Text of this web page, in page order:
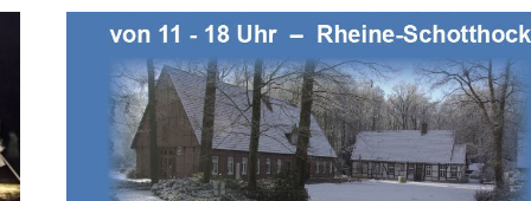
SIND
MITTLERWEILE
VERGEBEN
WORDEN.